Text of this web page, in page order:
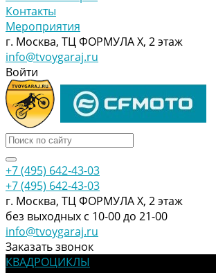
Контакты
Мероприятия
г. Москва, ТЦ ФОРМУЛА Х, 2 этаж
info@tvoygaraj.ru
Войти
+7 (495) 642-43-03
+7 (495) 642-43-03
г. Москва, ТЦ ФОРМУЛА Х, 2 этаж
без выходных с 10-00 до 21-00
info@tvoygaraj.ru
Заказать звонок
КВАДРОЦИКЛЫ